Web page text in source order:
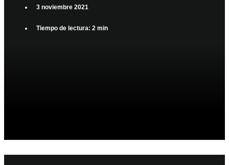
3 noviembre 2021
Tiempo de lectura: 2 min